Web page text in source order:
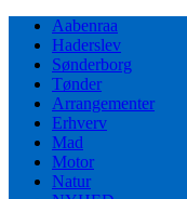
Aabenraa
Haderslev
Sønderborg
Tønder
Arrangementer
Erhverv
Mad
Motor
Natur